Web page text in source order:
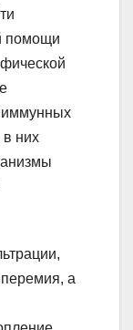
помощи
иммунных
в них
а